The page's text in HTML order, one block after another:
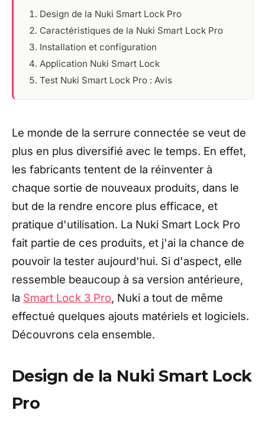
Design de la Nuki Smart Lock Pro
Caractéristiques de la Nuki Smart Lock Pro
Installation et configuration
Application Nuki Smart Lock
Test Nuki Smart Lock Pro : Avis
Le monde de la serrure connectée se veut de
plus en plus diversifié avec le temps. En effet,
les fabricants tentent de la réinventer à
chaque sortie de nouveaux produits, dans le
but de la rendre encore plus efficace, et
pratique d'utilisation. La Nuki Smart Lock Pro
fait partie de ces produits, et j'ai la chance de
pouvoir la tester aujourd'hui. Si d'aspect, elle
ressemble beaucoup à sa version antérieure,
la Smart Lock 3 Pro, Nuki a tout de même
effectué quelques ajouts matériels et logiciels.
Découvrons cela ensemble.
Design de la Nuki Smart Lock
Pro